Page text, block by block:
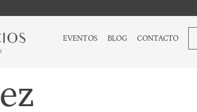
EVENTOS BLOG CONTACTO